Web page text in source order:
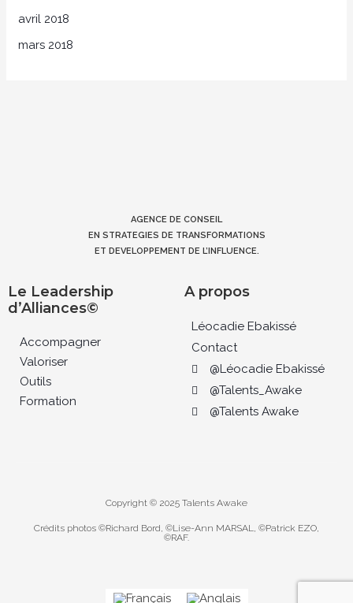
avril 2018
mars 2018
AGENCE DE CONSEIL
EN STRATEGIES DE TRANSFORMATIONS
ET DEVELOPPEMENT DE L’INFLUENCE.
Le Leadership
d’Alliances©
Accompagner
Valoriser
Outils
Formation
A propos
Léocadie Ebakissé
Contact
@Léocadie Ebakissé
@Talents_Awake
@Talents Awake
Copyright © 2025 Talents Awake
Crédits photos ©Richard Bord, ©Lise-Ann MARSAL, ©Patrick EZO,
©RAF.